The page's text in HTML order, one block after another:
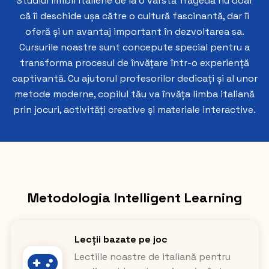
că îi deschide ușa către o cultură fascinantă, dar îi
oferă și un avantaj important în dezvoltarea sa.
Cursurile noastre sunt concepute special pentru a
transforma procesul de învățare într-o experiență
captivantă. Cu ajutorul profesorilor dedicați și al unor
metode moderne, copilul tău va învăța limba italiană
prin jocuri, activități creative și materiale interactive.
Metodologia Intelligent Learning
Lecții bazate pe joc
Lectiile noastre de italiană pentru